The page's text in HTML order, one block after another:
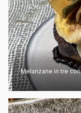
Melanzane in tre